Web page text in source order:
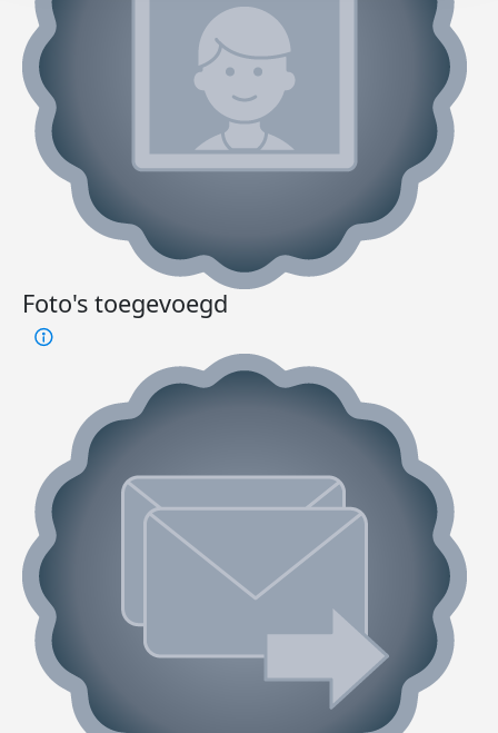
Foto's toegevoegd